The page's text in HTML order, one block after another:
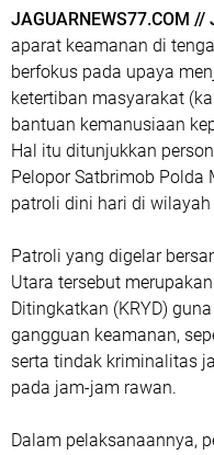
JAGUARNEWS77.COM //
aparat keamanan di
berfokus pada upaya
ketertiban masyarakat
bantuan kemanusiaan
Hal itu ditunjukkan
Pelopor Satbrimob Polda
patroli dini hari di
Patroli yang digelar
Utara tersebut
Ditingkatkan (KRYD)
gangguan keamanan,
serta tindak kriminalitas
pada jam-jam rawan.
Dalam pelaksanaannya,